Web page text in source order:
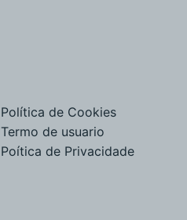
Política de Cookies
Termo de usuario
Poítica de Privacidade